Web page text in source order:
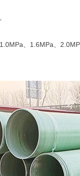
、1.6MPa、